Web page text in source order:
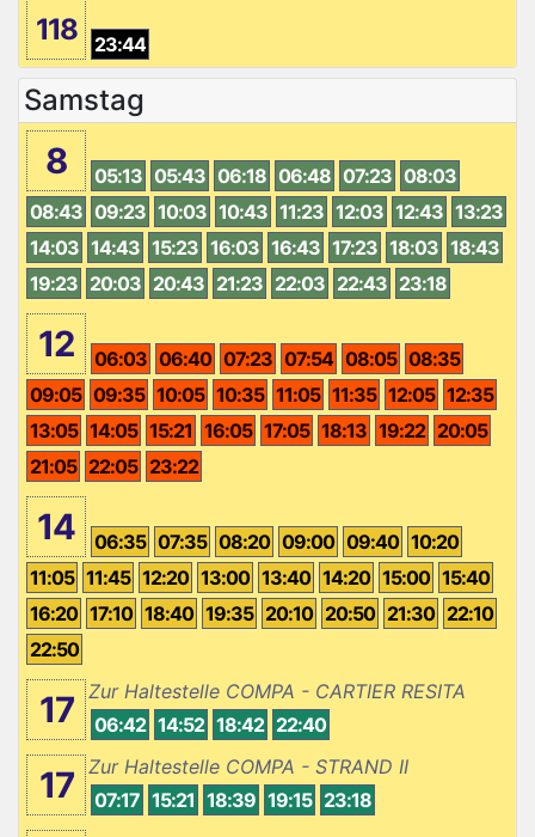
118 23:44
Samstag
8 05:13 05:43 06:18 06:48 07:23 08:03
08:43 09:23 10:03 10:43 11:23 12:03 12:43 13:23
14:03 14:43 15:23 16:03 16:43 17:23 18:03 18:43
19:23 20:03 20:43 21:23 22:03 22:43 23:18
12 06:03 06:40 07:23 07:54 08:05 08:35
09:05 09:35 10:05 10:35 11:05 11:35 12:05 12:35
13:05 14:05 15:21 16:05 17:05 18:13 19:22 20:05
21:05 22:05 23:22
14 06:35 07:35 08:20 09:00 09:40 10:20
11:05 11:45 12:20 13:00 13:40 14:20 15:00 15:40
16:20 17:10 18:40 19:35 20:10 20:50 21:30 22:10
22:50
17
Zur Haltestelle COMPA - CARTIER RESITA
06:42 14:52 18:42 22:40
17
Zur Haltestelle COMPA - STRAND II
07:17 15:21 18:39 19:15 23:18